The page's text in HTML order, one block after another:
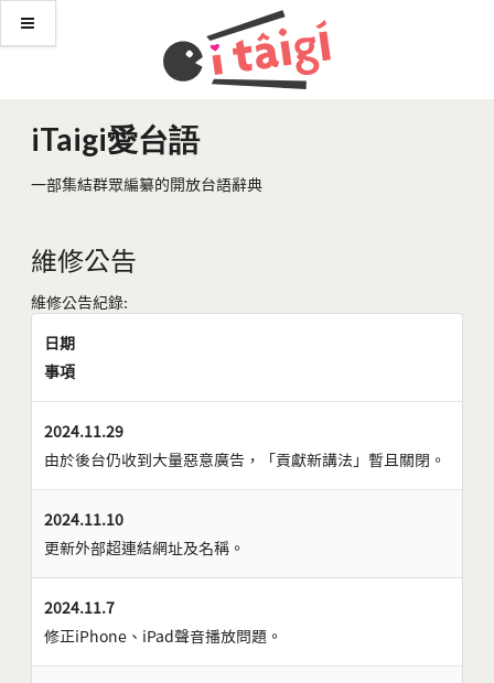
iTaigi愛台語
一部集結群眾編纂的開放台語辭典
維修公告
維修公告紀錄:
日期
事項
2024.11.29
由於後台仍收到大量惡意廣告，「貢獻新講法」暫且關閉。
2024.11.10
更新外部超連結網址及名稱。
2024.11.7
修正iPhone、iPad聲音播放問題。